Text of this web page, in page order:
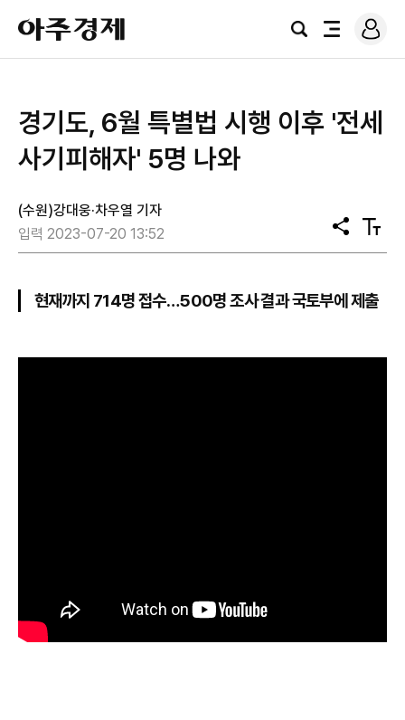
아
주
경
검
전
로
그
경기도, 6월 특별법 시행 이후 '전세
사기피해자' 5명 나와
(수원)강대웅·차우열 기자
입력 2023-07-20 13:52
공
유
텍
스
기
현재까지 714명 접수…500명 조사 결과 국토부에 제출